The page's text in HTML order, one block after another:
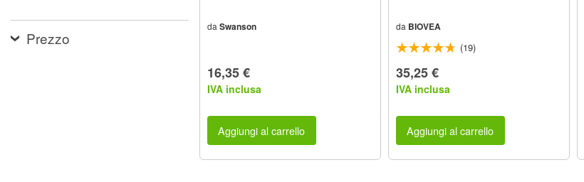
Prezzo
daSwanson
16,35 €
IVA inclusa
Aggiungi al carrello
da BIOVEA
(19)
35,25 €
IVA inclusa
Aggiungi al carrello